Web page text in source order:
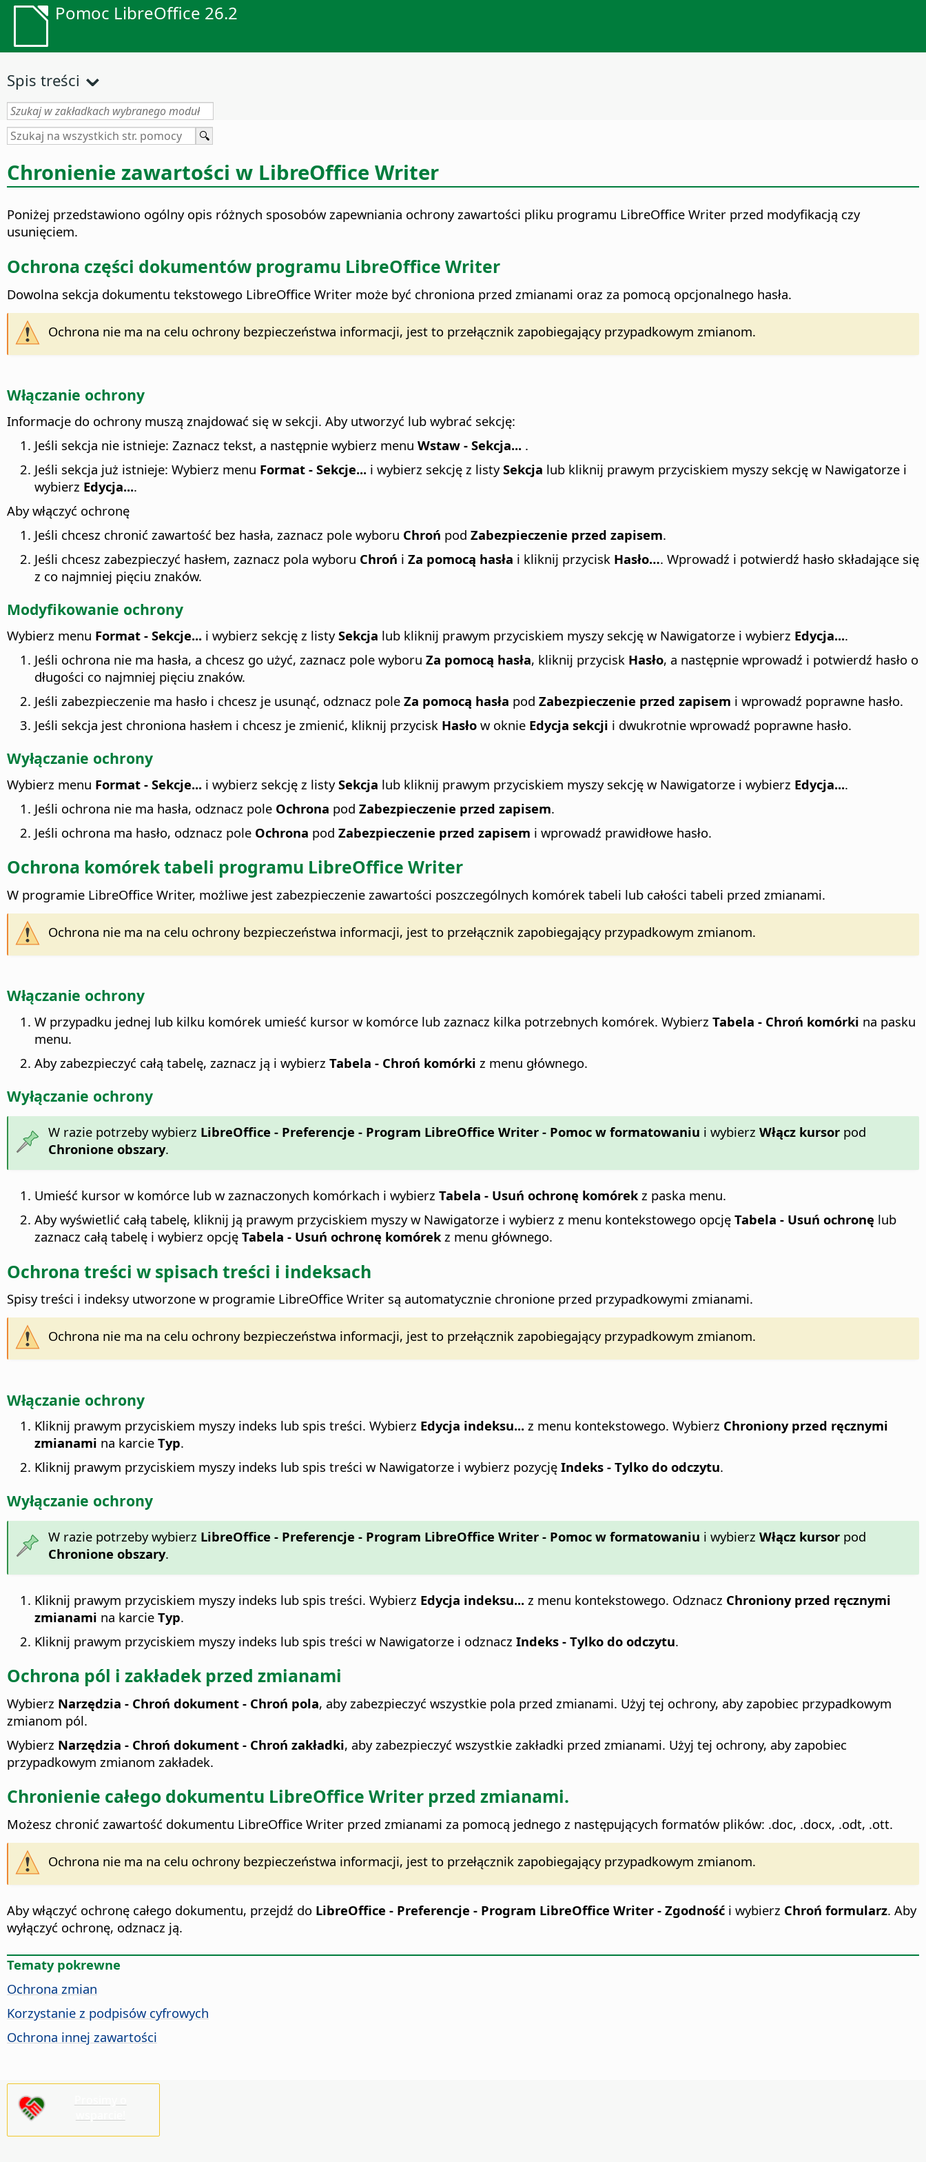
Pomoc LibreOffice 26.2
Spis treści
Chronienie zawartości w LibreOffice Writer
Poniżej przedstawiono ogólny opis różnych sposobów zapewniania ochrony zawartości pliku programu LibreOffice Writer przed modyfikacją czy
usunięciem.
Ochrona części dokumentów programu LibreOffice Writer
Dowolna sekcja dokumentu tekstowego LibreOffice Writer może być chroniona przed zmianami oraz za pomocą opcjonalnego hasła.
Ochrona nie ma na celu ochrony bezpieczeństwa informacji, jest to przełącznik zapobiegający przypadkowym zmianom.
Włączanie ochrony
Informacje do ochrony muszą znajdować się w sekcji. Aby utworzyć lub wybrać sekcję:
Jeśli sekcja nie istnieje: Zaznacz tekst, a następnie wybierz menu Wstaw - Sekcja... .
Jeśli sekcja już istnieje: Wybierz menu Format - Sekcje... i wybierz sekcję z listySekcja lub kliknij prawym przyciskiem myszy sekcję w Nawigatorze i
wybierz Edycja....
Aby włączyć ochronę
Jeśli chcesz chronić zawartość bez hasła, zaznacz pole wyboru Chroń pod Zabezpieczenie przed zapisem.
Jeśli chcesz zabezpieczyć hasłem, zaznacz pola wyboru Chroń i Za pomocą hasła i kliknij przycisk Hasło…. Wprowadź i potwierdź hasło składające się
z co najmniej pięciu znaków.
Modyfikowanie ochrony
Wybierz menu Format - Sekcje... i wybierz sekcję z listySekcja lub kliknij prawym przyciskiem myszy sekcję w Nawigatorze i wybierz Edycja....
Jeśli ochrona nie ma hasła, a chcesz go użyć, zaznacz pole wyboru Za pomocą hasła, kliknij przycisk Hasło, a następnie wprowadź i potwierdź hasło o
długości co najmniej pięciu znaków.
Jeśli zabezpieczenie ma hasło i chcesz je usunąć, odznacz pole Za pomocą hasła pod Zabezpieczenie przed zapisem i wprowadź poprawne hasło.
Jeśli sekcja jest chroniona hasłem i chcesz je zmienić, kliknij przycisk Hasło w oknie Edycja sekcji i dwukrotnie wprowadź poprawne hasło.
Wyłączanie ochrony
Wybierz menu Format - Sekcje... i wybierz sekcję z listySekcja lub kliknij prawym przyciskiem myszy sekcję w Nawigatorze i wybierz Edycja....
Jeśli ochrona nie ma hasła, odznacz pole Ochrona pod Zabezpieczenie przed zapisem.
Jeśli ochrona ma hasło, odznacz pole Ochrona pod Zabezpieczenie przed zapisem i wprowadź prawidłowe hasło.
Ochrona komórek tabeli programu LibreOffice Writer
W programie LibreOffice Writer, możliwe jest zabezpieczenie zawartości poszczególnych komórek tabeli lub całości tabeli przed zmianami.
Ochrona nie ma na celu ochrony bezpieczeństwa informacji, jest to przełącznik zapobiegający przypadkowym zmianom.
Włączanie ochrony
W przypadku jednej lub kilku komórek umieść kursor w komórce lub zaznacz kilka potrzebnych komórek. Wybierz Tabela - Chroń komórki na pasku
menu.
Aby zabezpieczyć całą tabelę, zaznacz ją i wybierz Tabela - Chroń komórki z menu głównego.
Wyłączanie ochrony
W razie potrzeby wybierz LibreOffice - Preferencje - Program LibreOffice Writer - Pomoc w formatowaniu i wybierz Włącz kursor pod
Chronione obszary.
Umieść kursor w komórce lub w zaznaczonych komórkach i wybierz Tabela - Usuń ochronę komórekz paska menu.
Aby wyświetlić całą tabelę, kliknij ją prawym przyciskiem myszy w Nawigatorze i wybierz z menu kontekstowego opcję Tabela - Usuń ochronę lub
zaznacz całą tabelę i wybierz opcję Tabela - Usuń ochronę komórekz menu głównego.
Ochrona treści w spisach treści i indeksach
Spisy treści i indeksy utworzone w programie LibreOffice Writer są automatycznie chronione przed przypadkowymi zmianami.
Ochrona nie ma na celu ochrony bezpieczeństwa informacji, jest to przełącznik zapobiegający przypadkowym zmianom.
Włączanie ochrony
Kliknij prawym przyciskiem myszy indeks lub spis treści. Wybierz Edycja indeksu... z menu kontekstowego. Wybierz Chroniony przed ręcznymi
zmianami na karcie Typ.
Kliknij prawym przyciskiem myszy indeks lub spis treści w Nawigatorze i wybierz pozycję Indeks - Tylko do odczytu.
Wyłączanie ochrony
W razie potrzeby wybierz LibreOffice - Preferencje - Program LibreOffice Writer - Pomoc w formatowaniu i wybierz Włącz kursor pod
Chronione obszary.
Kliknij prawym przyciskiem myszy indeks lub spis treści. Wybierz Edycja indeksu... z menu kontekstowego. Odznacz Chroniony przed ręcznymi
zmianami na karcie Typ.
Kliknij prawym przyciskiem myszy indeks lub spis treści w Nawigatorze i odznacz Indeks - Tylko do odczytu.
Ochrona pól i zakładek przed zmianami
Wybierz Narzędzia - Chroń dokument - Chroń pola, aby zabezpieczyć wszystkie pola przed zmianami. Użyj tej ochrony, aby zapobiec przypadkowym
zmianom pól.
Wybierz Narzędzia - Chroń dokument - Chroń zakładki, aby zabezpieczyć wszystkie zakładki przed zmianami. Użyj tej ochrony, aby zapobiec
przypadkowym zmianom zakładek.
Chronienie całego dokumentu LibreOffice Writer przed zmianami.
Możesz chronić zawartość dokumentu LibreOffice Writer przed zmianami za pomocą jednego z następujących formatów plików: .doc, .docx, .odt, .ott.
Ochrona nie ma na celu ochrony bezpieczeństwa informacji, jest to przełącznik zapobiegający przypadkowym zmianom.
Aby włączyć ochronę całego dokumentu, przejdź do LibreOffice - Preferencje - Program LibreOffice Writer - Zgodność i wybierz Chroń formularz. Aby
wyłączyć ochronę, odznacz ją.
Tematy pokrewne
Ochrona zmian
Korzystanie z podpisów cyfrowych
Ochrona innej zawartości